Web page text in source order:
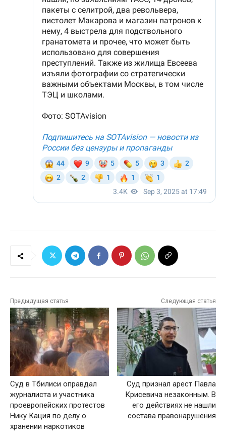
Предыдущая статья
Суд в Тбилиси оправдал
журналиста и участника
проевропейских протестов
Нику Кация по делу о
хранении наркотиков
Следующая статья
Суд признал арест Павла
Крисевича незаконным. В
его действиях не нашли
состава правонарушения